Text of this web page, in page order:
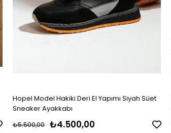
Hopel Model Hakiki Deri El Yapımı Siyah Süet
Sneaker Ayakkabı
₺4.500,00
₺5.500,00